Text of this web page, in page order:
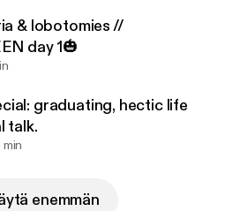
& lobotomies //
day 1🎃
graduating, hectic life
talk.
min
enemmän